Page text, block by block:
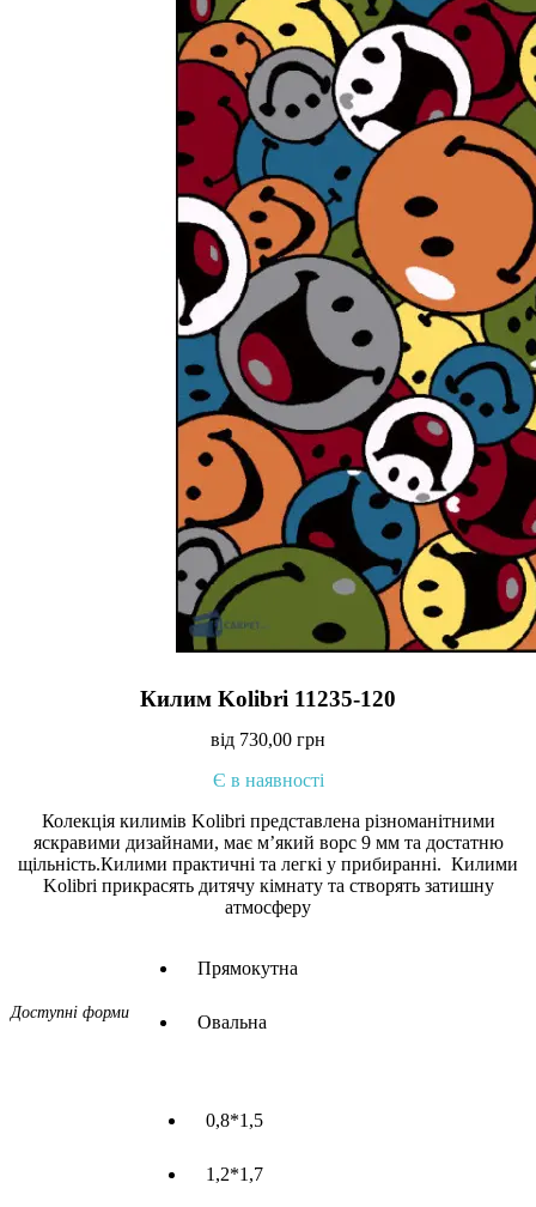
Килим Kolibri 11235-120
від 730,00 грн
Є в наявності
Колекція килимів Kolibri представлена різноманітними
яскравими дизайнами, має м’який ворс 9 мм та достатню
щільність.Килими практичні та легкі у прибиранні. Килими
Kolibri прикрасять дитячу кімнату та створять затишну
атмосферу
Доступні форми
Прямокутна
Овальна
0,8*1,5
1,2*1,7